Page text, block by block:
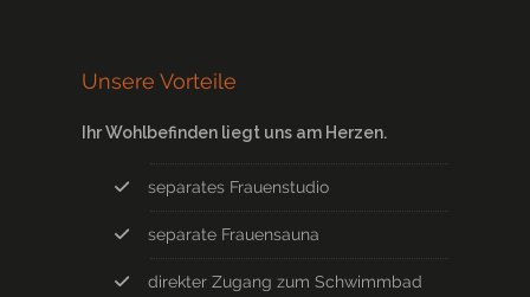
Unsere Vorteile
Ihr Wohlbefinden liegt uns am Herzen.
separates Frauenstudio
separate Frauensauna
direkter Zugang zum Schwimmbad